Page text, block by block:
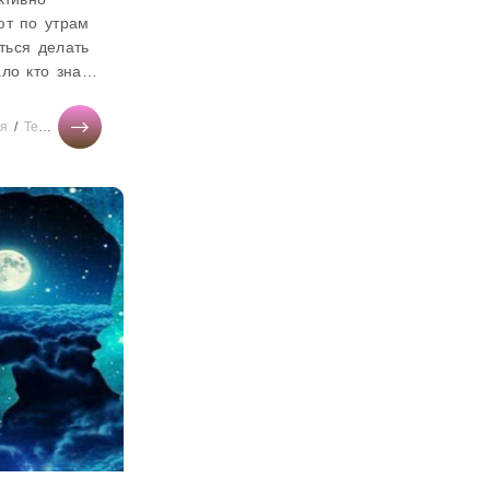
по утрам
делать
кто знает,
для того,
/ Тесты онлайн